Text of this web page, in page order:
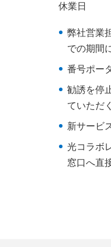
休業日
弊社営業
での期間
番号ポー
勧誘を停
ていただ
新サービ
光コラボ
窓口へ直